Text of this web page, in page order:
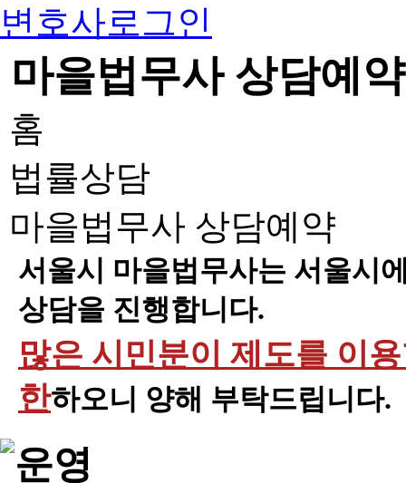
변호사로그인
마을법무사 상담예약
홈
법률상담
마을법무사 상담예약
서울시 마을법무사는 서울시
상담을 진행합니다.
많은 시민분이 제도를 이
한하오니 양해 부탁드립니다.